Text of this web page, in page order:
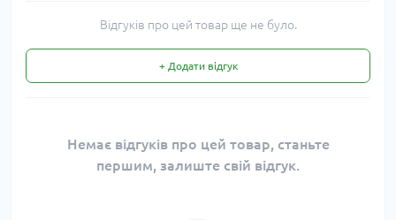
Відгуків про цей товар ще не було.
+ Додати відгук
Немає відгуків про цей товар, станьте
першим, залиште свій відгук.